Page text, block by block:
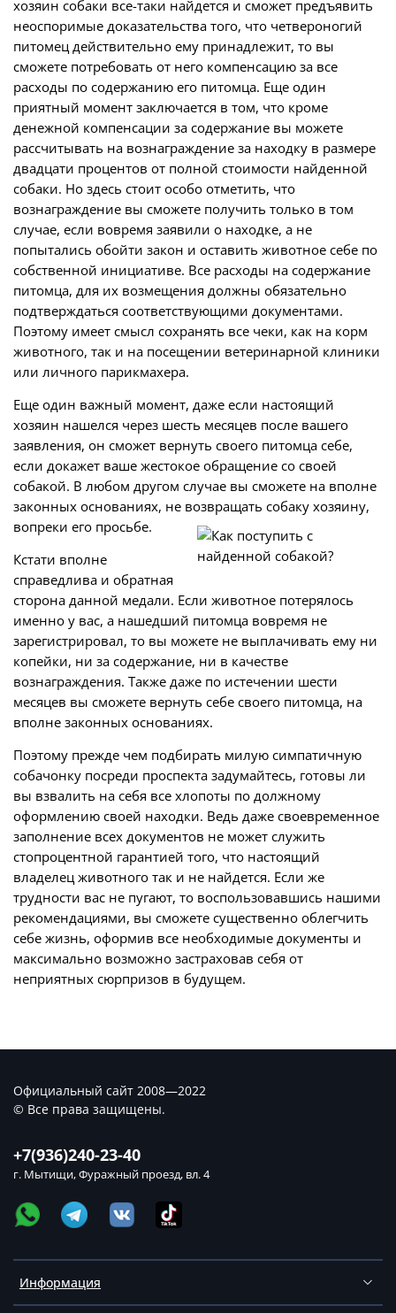
хозяин собаки все-таки найдется и сможет предъявить
неоспоримые доказательства того, что четвероногий
питомец действительно ему принадлежит, то вы
сможете потребовать от него компенсацию за все
расходы по содержанию его питомца. Еще один
приятный момент заключается в том, что кроме
денежной компенсации за содержание вы можете
рассчитывать на вознаграждение за находку в размере
двадцати процентов от полной стоимости найденной
собаки. Но здесь стоит особо отметить, что
вознаграждение вы сможете получить только в том
случае, если вовремя заявили о находке, а не
попытались обойти закон и оставить животное себе по
собственной инициативе. Все расходы на содержание
питомца, для их возмещения должны обязательно
подтверждаться соответствующими документами.
Поэтому имеет смысл сохранять все чеки, как на корм
животного, так и на посещении ветеринарной клиники
или личного парикмахера.
Еще один важный момент, даже если настоящий
хозяин нашелся через шесть месяцев после вашего
заявления, он сможет вернуть своего питомца себе,
если докажет ваше жестокое обращение со своей
собакой. В любом другом случае вы сможете на вполне
законных основаниях, не возвращать собаку хозяину,
вопреки его просьбе.
Кстати вполне
справедлива и обратная
сторона данной медали. Если животное потерялось
именно у вас, а нашедший питомца вовремя не
зарегистрировал, то вы можете не выплачивать ему ни
копейки, ни за содержание, ни в качестве
вознаграждения. Также даже по истечении шести
месяцев вы сможете вернуть себе своего питомца, на
вполне законных основаниях.
Поэтому прежде чем подбирать милую симпатичную
собачонку посреди проспекта задумайтесь, готовы ли
вы взвалить на себя все хлопоты по должному
оформлению своей находки. Ведь даже своевременное
заполнение всех документов не может служить
стопроцентной гарантией того, что настоящий
владелец животного так и не найдется. Если же
трудности вас не пугают, то воспользовавшись нашими
рекомендациями, вы сможете существенно облегчить
себе жизнь, оформив все необходимые документы и
максимально возможно застраховав себя от
неприятных сюрпризов в будущем.
Информация
+7(936)240-23-40
г. Мытищи, Фуражный проезд, вл. 4
Официальный сайт 2008—2022
© Все права защищены.